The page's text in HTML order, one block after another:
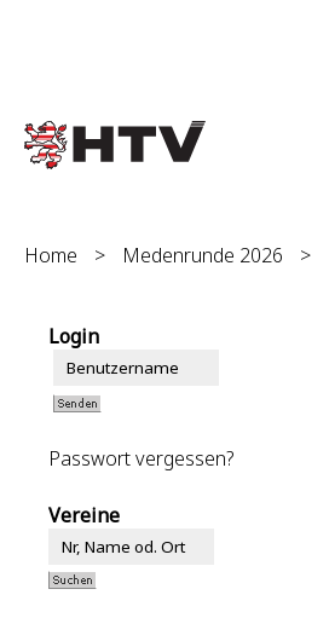
Home > Medenrunde 2026 >
Login
Passwort vergessen?
Vereine